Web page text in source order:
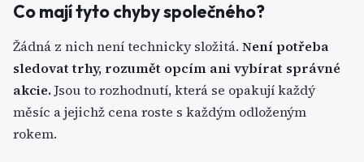
Co mají tyto chyby společného?
Žádná z nich není technicky složitá. Není potřeba
sledovat trhy, rozumět opcím ani vybírat správné
akcie. Jsou to rozhodnutí, která se opakují každý
měsíc a jejichž cena roste s každým odloženým
rokem.